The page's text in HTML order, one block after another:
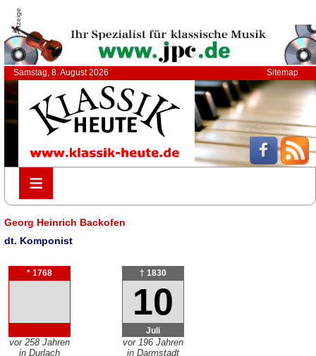
Anzeige
Samstag, 8. August 2026 Sitemap
≡
≡
Georg Heinrich Backofen
dt. Komponist
* 1768
vor 258 Jahren
in Durlach
† 1830
10
Juli
vor 196 Jahren
in Darmstadt